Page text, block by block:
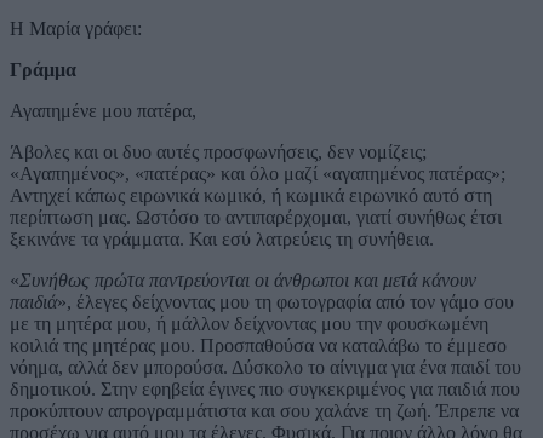
Η Μαρία γράφει:
Γράμμα
Αγαπημένε μου πατέρα,
Άβολες και οι δυο αυτές προσφωνήσεις, δεν νομίζεις;
«Αγαπημένος», «πατέρας» και όλο μαζί «αγαπημένος πατέρας»;
Αντηχεί κάπως ειρωνικά κωμικό, ή κωμικά ειρωνικό αυτό στη
περίπτωση μας. Ωστόσο το αντιπαρέρχομαι, γιατί συνήθως έτσι
ξεκινάνε τα γράμματα. Και εσύ λατρεύεις τη συνήθεια.
«Συνήθως πρώτα παντρεύονται οι άνθρωποι και μετά κάνουν
παιδιά», έλεγες δείχνοντας μου τη φωτογραφία από τον γάμο σου
με τη μητέρα μου, ή μάλλον δείχνοντας μου την φουσκωμένη
κοιλιά της μητέρας μου. Προσπαθούσα να καταλάβω το έμμεσο
νόημα, αλλά δεν μπορούσα. Δύσκολο το αίνιγμα για ένα παιδί του
δημοτικού. Στην εφηβεία έγινες πιο συγκεκριμένος για παιδιά που
προκύπτουν απρογραμμάτιστα και σου χαλάνε τη ζωή. Έπρεπε να
προσέχω για αυτό μου τα έλεγες. Φυσικά. Για ποιον άλλο λόγο θα